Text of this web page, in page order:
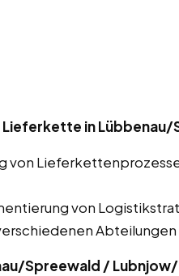
Lieferkette in
von
von
Abteilungen
Spreewald /